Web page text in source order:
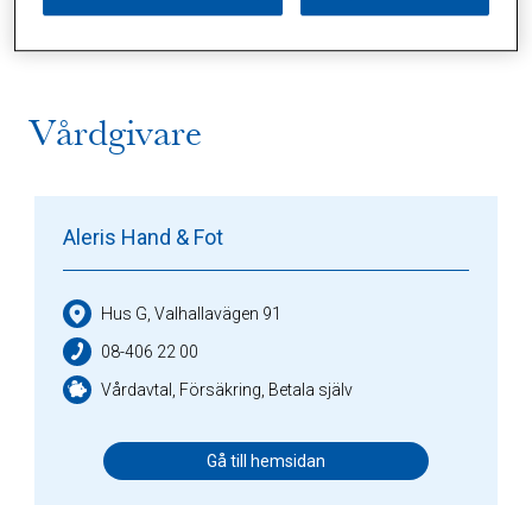
Vårdgivare
Aleris Hand & Fot
Hus G, Valhallavägen 91
08-406 22 00
Vårdavtal, Försäkring, Betala själv
Gå till hemsidan